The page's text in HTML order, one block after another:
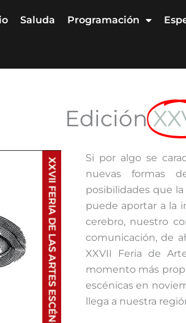
Saluda Programación
Edición
Si por algo se
nuevas formas
posibilidades que
puede aportar a la
cerebro, nuestro
comunicación, de
XXVII Feria de
momento más
escénicas en
llega a nuestra